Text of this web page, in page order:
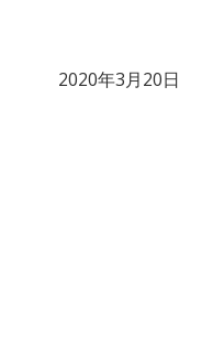
2020年3月20日